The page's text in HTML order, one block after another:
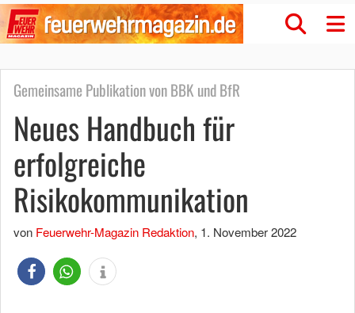
Gemeinsame Publikation von BBK und BfR
Neues Handbuch für
erfolgreiche
Risikokommunikation
von Feuerwehr-Magazin Redaktion, 1. November 2022